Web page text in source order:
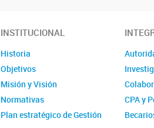
INSTITUCIONAL
Historia
Objetivos
Misión y Visión
Normativas
Plan estratégico de Gestión
CPA y